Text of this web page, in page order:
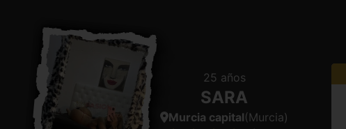
25 años
SARA
Murcia capital(Murcia)